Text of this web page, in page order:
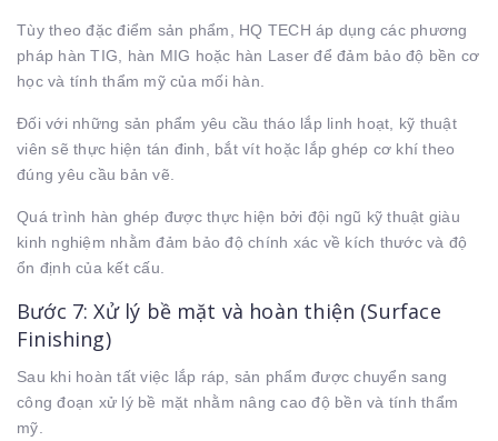
Tùy theo đặc điểm sản phẩm, HQ TECH áp dụng các phương
pháp hàn TIG, hàn MIG hoặc hàn Laser để đảm bảo độ bền cơ
học và tính thẩm mỹ của mối hàn.
Đối với những sản phẩm yêu cầu tháo lắp linh hoạt, kỹ thuật
viên sẽ thực hiện tán đinh, bắt vít hoặc lắp ghép cơ khí theo
đúng yêu cầu bản vẽ.
Quá trình hàn ghép được thực hiện bởi đội ngũ kỹ thuật giàu
kinh nghiệm nhằm đảm bảo độ chính xác về kích thước và độ
ổn định của kết cấu.
Bước 7: Xử lý bề mặt và hoàn thiện (Surface
Finishing)
Sau khi hoàn tất việc lắp ráp, sản phẩm được chuyển sang
công đoạn xử lý bề mặt nhằm nâng cao độ bền và tính thẩm
mỹ.